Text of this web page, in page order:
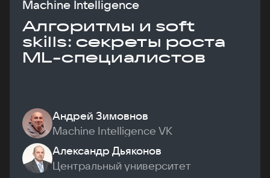
Machine Intelligence
Алгоритмы и soft
skills: секреты роста
ML-специалистов
Андрей Зимовнов
Machine Intelligence VK
Александр Дьяконов
Центральный университет